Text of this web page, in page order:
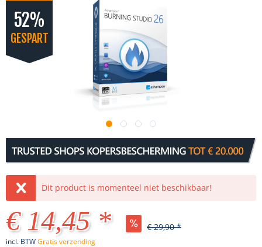
52%
GESPART
Dit product is momenteel niet beschikbaar!
€ 14,45 * € 29,90 *
incl. BTWGratis verzending